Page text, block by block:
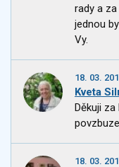
rady a
jednou
Vy.
18. 03.
Kveta
Děkuji
18. 03.